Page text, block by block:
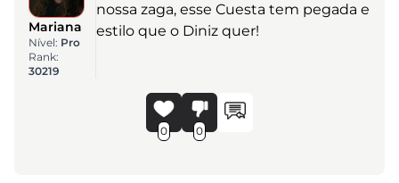
Mariana
Nível: Pro
Rank:
30219
nossa zaga, esse Cuesta tem pegada e
estilo que o Diniz quer!
0 0